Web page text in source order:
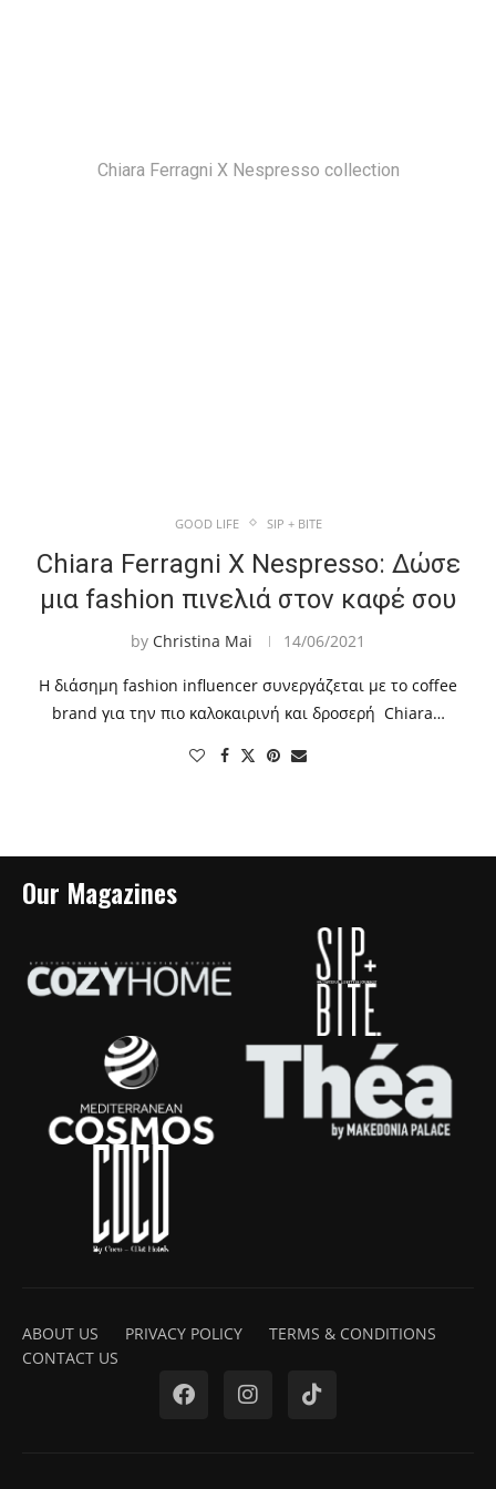
Chiara Ferragni X Nespresso collection
GOOD LIFE SIP + BITE
Chiara Ferragni X Nespresso: Δώσε
μια fashion πινελιά στον καφέ σου
by Christina Mai 14/06/2021
Η διάσημη fashion influencer συνεργάζεται με το coffee
brand για την πιο καλοκαιρινή και δροσερή Chiara…
Our Magazines
ABOUT US PRIVACY POLICY
TERMS & CONDITIONS
CONTACT US